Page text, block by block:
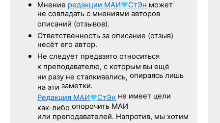
Мнение редакции МАИ♥СтЭн может
не совпадать с мнениями авторов
описаний (отзывов).
Ответственность за описание (отзыв)
несёт его автор.
Не следует предвзято относиться
к преподавателю, с которым вы ещё
ни разу не сталкивались, опираясь лишь
на эти заметки.
Редакция МАИ♥СтЭн не имеет цели
как-либо опорочить МАИ
или преподавателей. Напротив, мы хотим